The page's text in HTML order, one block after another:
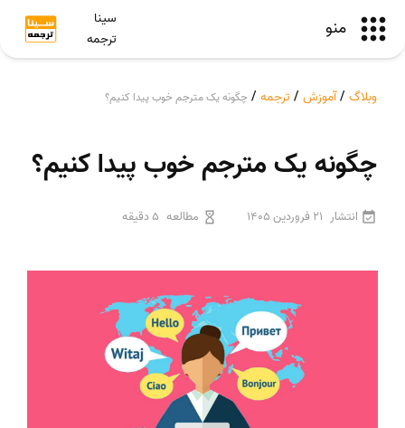
منو
سینا
ترجمه
وبلاگ /آموزش / ترجمه / چگونه یک مترجم خوب پیدا کنیم؟
چگونه یک مترجم خوب پیدا کنیم؟
انتشار 21 فروردین 1405 مطالعه 5 دقیقه